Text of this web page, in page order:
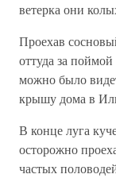
ветерка они
Проехав
оттуда за
можно было
крышу дома в
В конце луга
осторожно
частых